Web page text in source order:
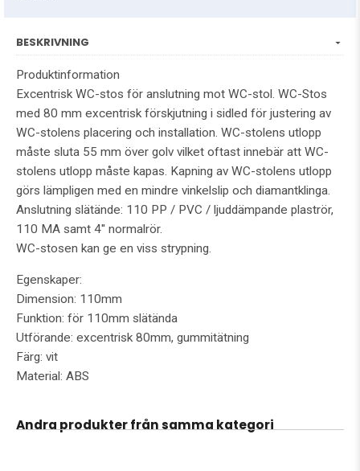
BESKRIVNING
Produktinformation
Excentrisk WC-stos för anslutning mot WC-stol. WC-Stos
med 80 mm excentrisk förskjutning i sidled för justering av
WC-stolens placering och installation. WC-stolens utlopp
måste sluta 55 mm över golv vilket oftast innebär att WC-
stolens utlopp måste kapas. Kapning av WC-stolens utlopp
görs lämpligen med en mindre vinkelslip och diamantklinga.
Anslutning slätände: 110 PP / PVC / ljuddämpande plaströr,
110 MA samt 4'' normalrör.
WC-stosen kan ge en viss strypning.
Egenskaper:
Dimension: 110mm
Funktion: för 110mm slätända
Utförande: excentrisk 80mm, gummitätning
Färg: vit
Material: ABS
Andra produkter från samma kategori